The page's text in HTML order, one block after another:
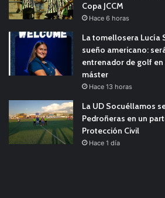
Copa JCCM
Hace 6 horas
La tomellosera Lucía
sueño americano:
entrenador de golf
máster
Hace 13 horas
La UD Socuéllamos
Pedroñeras en un
Protección Civil
Hace 1 día